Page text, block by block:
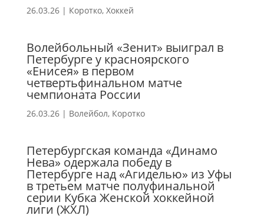
26.03.26| Коротко, Хоккей
Волейбольный «Зенит» выиграл в
Петербурге у красноярского
«Енисея» в первом
четвертьфинальном матче
чемпионата России
26.03.26| Волейбол, Коротко
Петербургская команда «Динамо
Нева» одержала победу в
Петербурге над «Агиделью» из Уфы
в третьем матче полуфинальной
серии Кубка Женской хоккейной
лиги (ЖХЛ)